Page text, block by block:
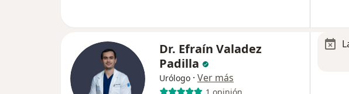
Dr. Efraín Valadez
Padilla
Urólogo · Ver más
1 opinión